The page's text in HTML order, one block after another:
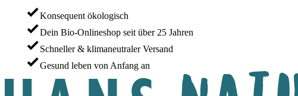
Konsequent ökologisch
Dein Bio-Onlineshop seit über 25 Jahren
Schneller & klimaneutraler Versand
Gesund leben von Anfang an